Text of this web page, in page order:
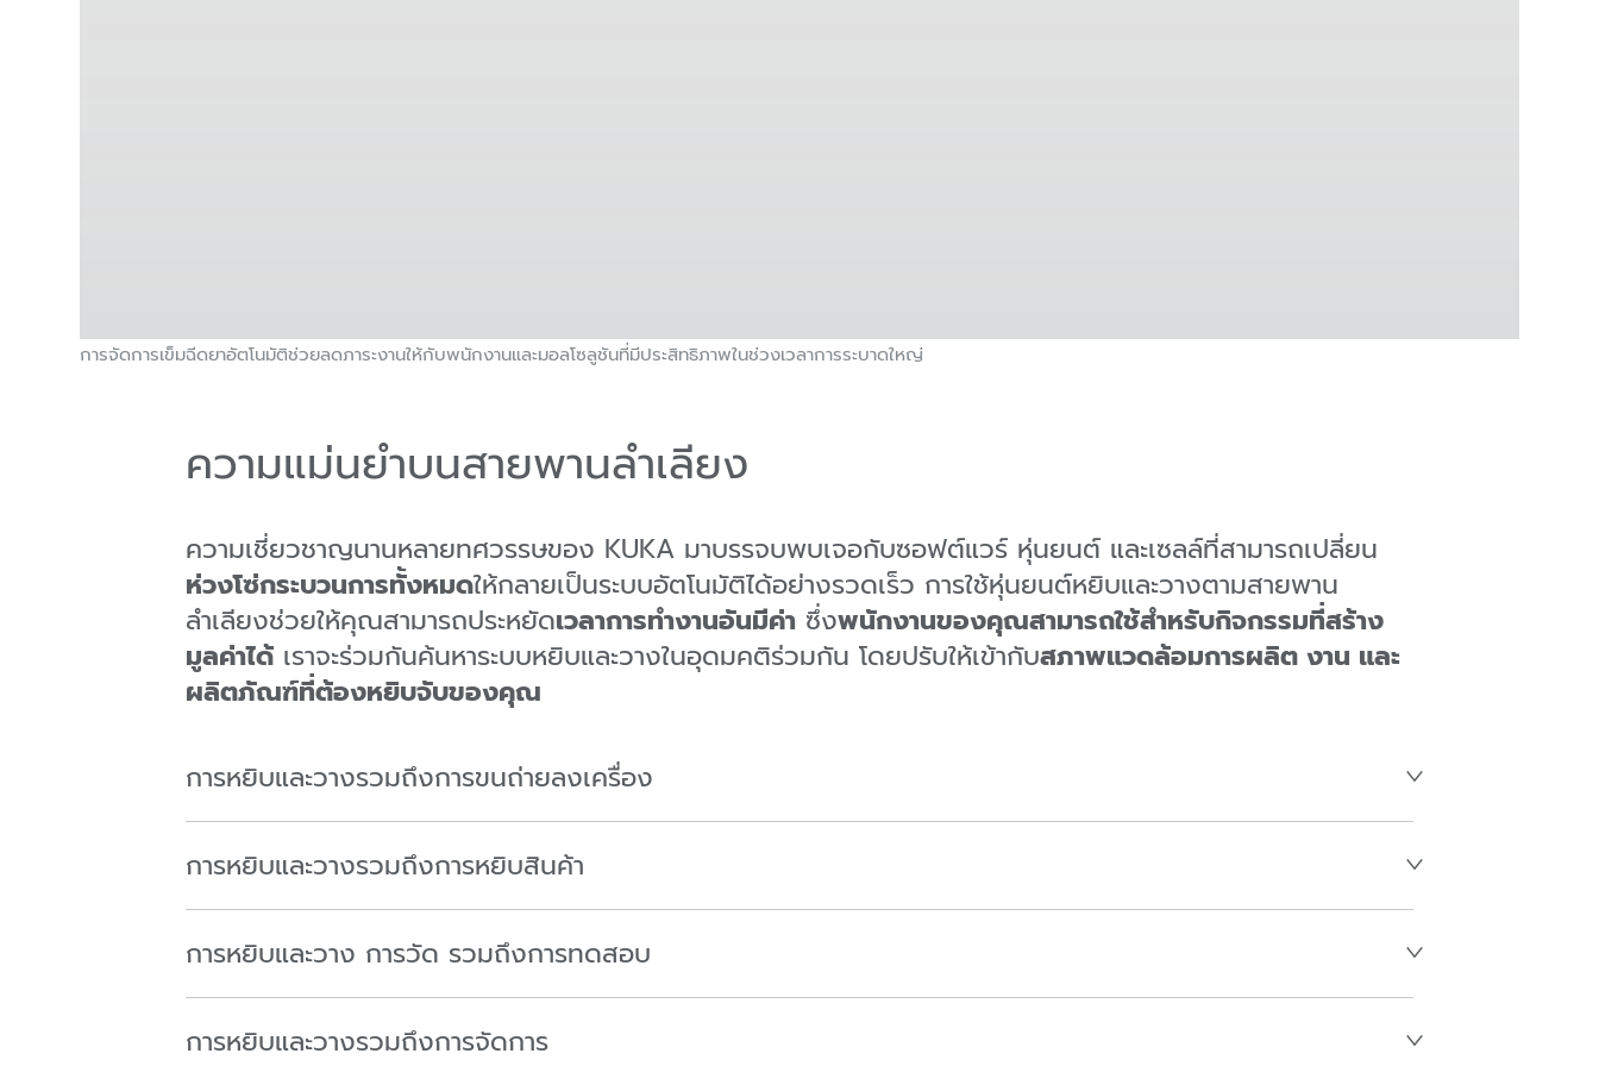
การจัดการเข็มฉีดยาอัตโนมัติช่วยลดภาระงานให้กับพนักงานและมอลโซลูชันที่มีประสิทธิภาพในช่วงเวลาการระบาดใหญ่
ความแม่นยำบนสายพานลำเลียง
ความเชี่ยวชาญนานหลายทศวรรษของ KUKA มาบรรจบพบเจอกับซอฟต์แวร์ หุ่นยนต์ และเซลล์ที่สามารถเปลี่ยน
ห่วงโซ่กระบวนการทั้งหมดให้กลายเป็นระบบอัตโนมัติได้อย่างรวดเร็ว การใช้หุ่นยนต์หยิบและวางตามสายพาน
ลำเลียงช่วยให้คุณสามารถประหยัดเวลาการทำงานอันมีค่าซึ่งพนักงานของคุณสามารถใช้สำหรับกิจกรรมที่สร้าง
มูลค่าได้เราจะร่วมกันค้นหาระบบหยิบและวางในอุดมคติร่วมกัน โดยปรับให้เข้ากับสภาพแวดล้อมการผลิต งาน และ
ผลิตภัณฑ์ที่ต้องหยิบจับของคุณ
การหยิบและวางรวมถึงการขนถ่ายลงเครื่อง
การหยิบและวางรวมถึงการหยิบสินค้า
การหยิบและวาง การวัด รวมถึงการทดสอบ
การหยิบและวางรวมถึงการจัดการ